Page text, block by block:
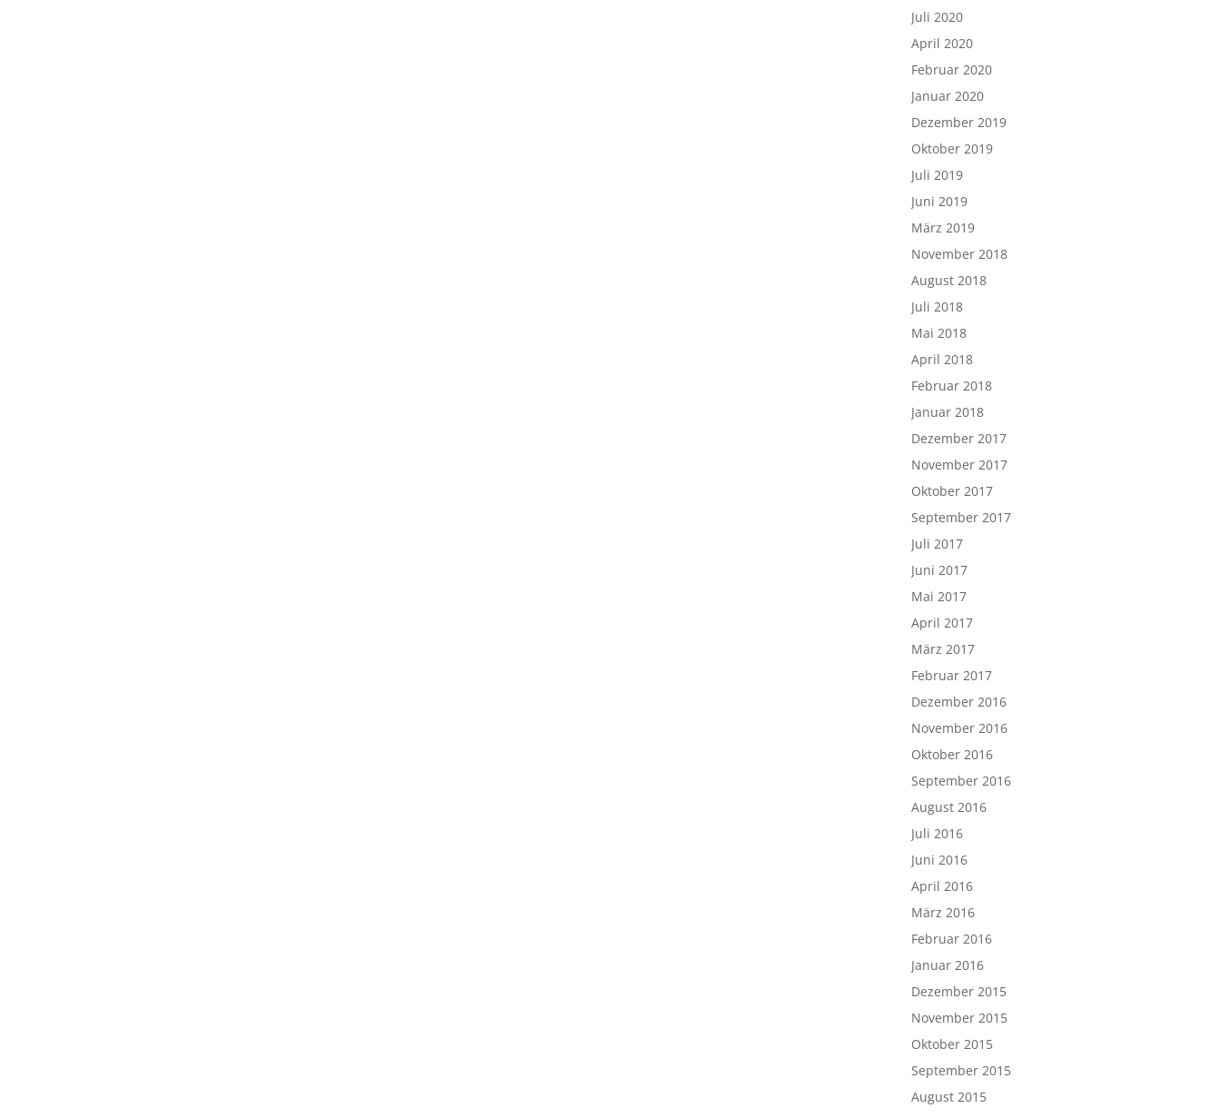
Juli 2020
April 2020
Februar 2020
Januar 2020
Dezember 2019
Oktober 2019
Juli 2019
Juni 2019
März 2019
November 2018
August 2018
Juli 2018
Mai 2018
April 2018
Februar 2018
Januar 2018
Dezember 2017
November 2017
Oktober 2017
September 2017
Juli 2017
Juni 2017
Mai 2017
April 2017
März 2017
Februar 2017
Dezember 2016
November 2016
Oktober 2016
September 2016
August 2016
Juli 2016
Juni 2016
April 2016
März 2016
Februar 2016
Januar 2016
Dezember 2015
November 2015
Oktober 2015
September 2015
August 2015